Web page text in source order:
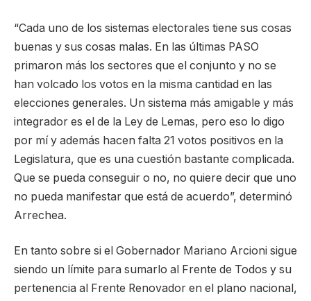
“Cada uno de los sistemas electorales tiene sus cosas
buenas y sus cosas malas. En las últimas PASO
primaron más los sectores que el conjunto y no se
han volcado los votos en la misma cantidad en las
elecciones generales. Un sistema más amigable y más
integrador es el de la Ley de Lemas, pero eso lo digo
por mí y además hacen falta 21 votos positivos en la
Legislatura, que es una cuestión bastante complicada.
Que se pueda conseguir o no, no quiere decir que uno
no pueda manifestar que está de acuerdo”, determinó
Arrechea.
En tanto sobre si el Gobernador Mariano Arcioni sigue
siendo un límite para sumarlo al Frente de Todos y su
pertenencia al Frente Renovador en el plano nacional,